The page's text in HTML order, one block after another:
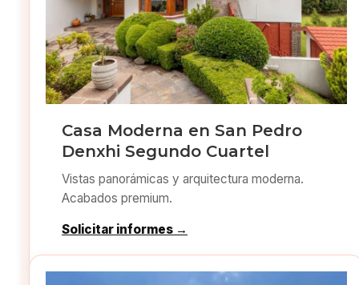
Casa Moderna en San Pedro
Denxhi Segundo Cuartel
Vistas panorámicas y arquitectura moderna.
Acabados premium.
Solicitar informes →